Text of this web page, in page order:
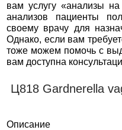
вам услугу «анализы
анализов пациенты
своему врачу для
Однако, если вам
тоже можем помочь с
вам доступна
Ц818 Gardnerella
Описание